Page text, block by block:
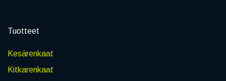
Tuotteet
Kesärenkaat
Kitkarenkaat